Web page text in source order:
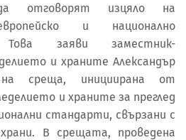
изцяло на
и национално
Това заяви заместник-
и храните Александър
среща, инициирана от
и храните за преглед
стандарти, свързани с
В срещата, проведена